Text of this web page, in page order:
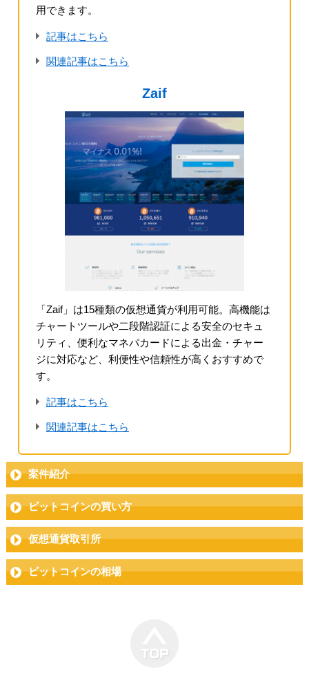
用できます。
記事はこちら
関連記事はこちら
Zaif
「Zaif」は15種類の仮想通貨が利用可能。高機能は
チャートツールや二段階認証による安全のセキュ
リティ、便利なマネパカードによる出金・チャー
ジに対応など、利便性や信頼性が高くおすすめで
す。
記事はこちら
関連記事はこちら
案件紹介
ビットコインの買い方
仮想通貨取引所
ビットコインの相場